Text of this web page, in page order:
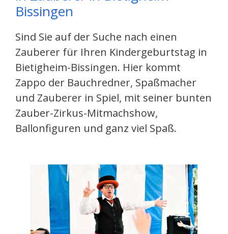
Bissingen
Sind Sie auf der Suche nach einen
Zauberer für Ihren Kindergeburtstag in
Bietigheim-Bissingen. Hier kommt
Zappo der Bauchredner, Spaßmacher
und Zauberer in Spiel, mit seiner bunten
Zauber-Zirkus-Mitmachshow,
Ballonfiguren und ganz viel Spaß.